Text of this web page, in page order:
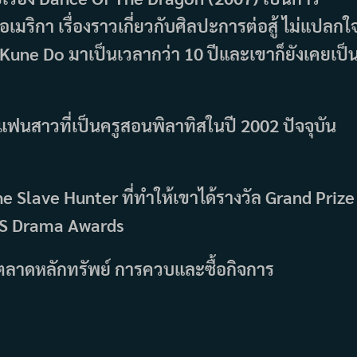
มริกา เรื่องราวเกี่ยวกับศิลปะการต่อสู้ ไม่แปลกใ
Do มาเป็นเวลากว่า 10 ปีและเขาก็ยังเคยเป็
ฟนสาวที่เป็นครูสอนพิลาทิสในปี 2002 ปัจจุบัน
Slave Hunter ที่ทำให้เขาได้รางวัล Grand Prize
Drama Awards
ลาดหลักทรัพย์ การควบและซื้อกิจการ